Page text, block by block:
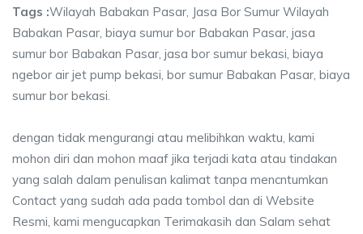
Tags :Wilayah Babakan Pasar, Jasa Bor Sumur Wilayah
Babakan Pasar, biaya sumur bor Babakan Pasar, jasa
sumur bor Babakan Pasar, jasa bor sumur bekasi, biaya
ngebor air jet pump bekasi, bor sumur Babakan Pasar, biaya
sumur bor bekasi.
dengan tidak mengurangi atau melibihkan waktu, kami
mohon diri dan mohon maaf jika terjadi kata atau tindakan
yang salah dalam penulisan kalimat tanpa mencntumkan
Contact yang sudah ada pada tombol dan di Website
Resmi, kami mengucapkan Terimakasih dan Salam sehat